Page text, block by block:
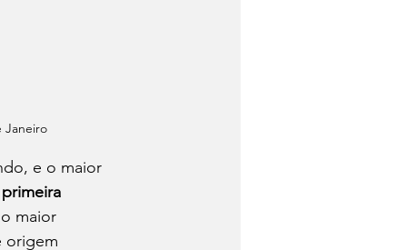
Janeiro
e o maior
primeira
maior
origem